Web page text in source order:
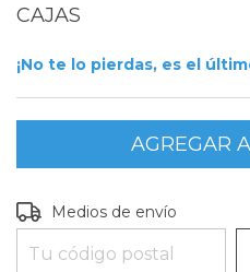
¡No te lo pierdas, es el
Entregas para el CP:
Medios de envío